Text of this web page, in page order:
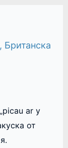
Британска
ar y
от